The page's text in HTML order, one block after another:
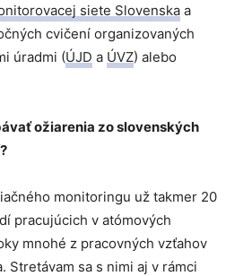
siete Slovenska a
cvičení organizovaných
úradmi (ÚJD a ÚVZ) alebo
ožiarenia zo slovenských
monitoringu už takmer 20
pracujúcich v atómových
mnohé z pracovných vzťahov
Stretávam sa s nimi aj v rámci